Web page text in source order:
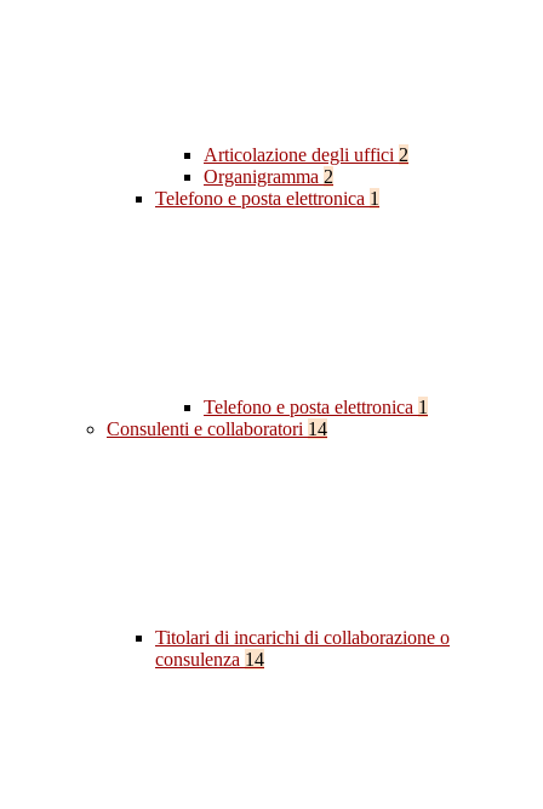
Articolazione degli uffici 2
Organigramma 2
Telefono e posta elettronica 1
Telefono e posta elettronica 1
Consulenti e collaboratori 14
Titolari di incarichi di collaborazione o
consulenza 14